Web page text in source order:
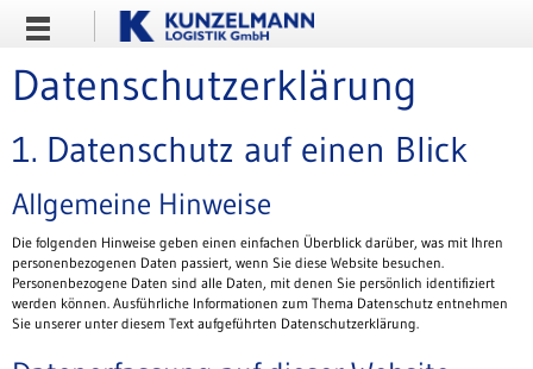
Datenschutzerklärung
1. Datenschutz auf einen Blick
Allgemeine Hinweise
Die folgenden Hinweise geben einen einfachen Überblick darüber, was mit Ihren
personenbezogenen Daten passiert, wenn Sie diese Website besuchen.
Personenbezogene Daten sind alle Daten, mit denen Sie persönlich identifiziert
werden können. Ausführliche Informationen zum Thema Datenschutz entnehmen
Sie unserer unter diesem Text aufgeführten Datenschutzerklärung.